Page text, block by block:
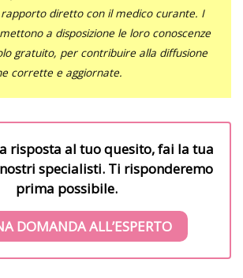
diretto con il medico curante. I
a disposizione le loro conoscenze
gratuito, per contribuire alla diffusione
corrette e aggiornate.
risposta al tuo quesito, fai la tua
specialisti. Ti risponderemo
prima possibile.
DOMANDA ALL’ESPERTO